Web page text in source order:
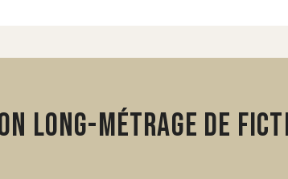
Long-métrage de